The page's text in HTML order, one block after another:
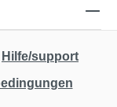
Hilfe/support